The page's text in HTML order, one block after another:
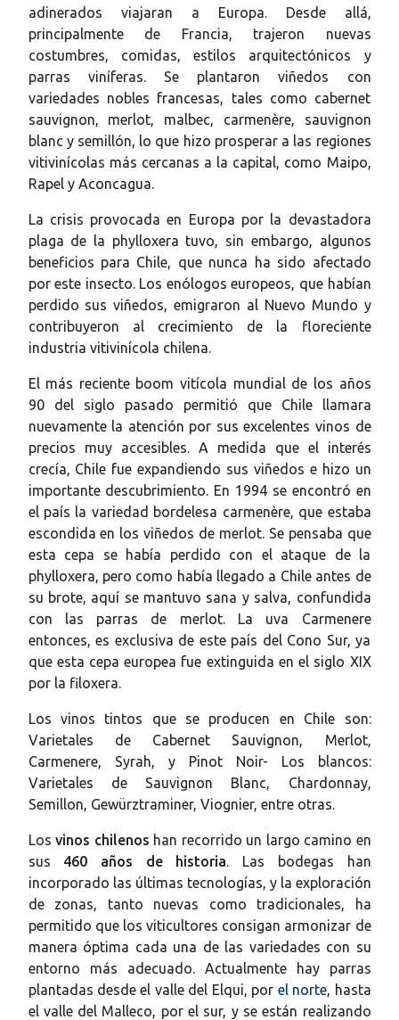
adinerados viajaran a Europa. Desde allá,
principalmente de Francia, trajeron nuevas
costumbres, comidas, estilos arquitectónicos y
parras viníferas. Se plantaron viñedos con
variedades nobles francesas, tales como cabernet
sauvignon, merlot, malbec, carmenère, sauvignon
blanc y semillón, lo que hizo prosperar a las regiones
vitivinícolas más cercanas a la capital, como Maipo,
Rapel y Aconcagua.
La crisis provocada en Europa por la devastadora
plaga de la phylloxera tuvo, sin embargo, algunos
beneficios para Chile, que nunca ha sido afectado
por este insecto. Los enólogos europeos, que habían
perdido sus viñedos, emigraron al Nuevo Mundo y
contribuyeron al crecimiento de la floreciente
industria vitivinícola chilena.
El más reciente boom vitícola mundial de los años
90 del siglo pasado permitió que Chile llamara
nuevamente la atención por sus excelentes vinos de
precios muy accesibles. A medida que el interés
crecía, Chile fue expandiendo sus viñedos e hizo un
importante descubrimiento. En 1994 se encontró en
el país la variedad bordelesa carmenère, que estaba
escondida en los viñedos de merlot. Se pensaba que
esta cepa se había perdido con el ataque de la
phylloxera, pero como había llegado a Chile antes de
su brote, aquí se mantuvo sana y salva, confundida
con las parras de merlot. La uva Carmenere
entonces, es exclusiva de este país del Cono Sur, ya
que esta cepa europea fue extinguida en el siglo XIX
por la filoxera.
Los vinos tintos que se producen en Chile son:
Varietales de Cabernet Sauvignon, Merlot,
Carmenere, Syrah, y Pinot Noir- Los blancos:
Varietales de Sauvignon Blanc, Chardonnay,
Semillon, Gewürztraminer, Viognier, entre otras.
Los vinos chilenos han recorrido un largo camino en
sus 460 años de historia. Las bodegas han
incorporado las últimas tecnologías, y la exploración
de zonas, tanto nuevas como tradicionales, ha
permitido que los viticultores consigan armonizar de
manera óptima cada una de las variedades con su
entorno más adecuado. Actualmente hay parras
plantadas desde el valle del Elqui, por el norte, hasta
el valle del Malleco, por el sur, y se están realizando